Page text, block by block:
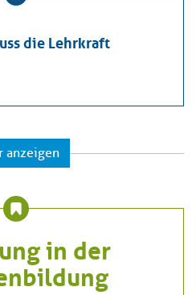
die Lehrkraft
anzeigen
in der